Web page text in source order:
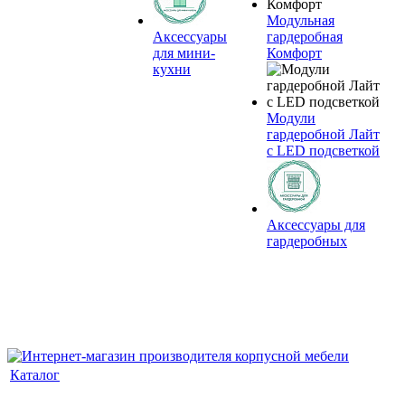
Аксессуары
для мини-
кухни
Модульная
гардеробная
Комфорт
Модули
гардеробной Лайт
с LED подсветкой
Аксессуары для
гардеробных
Каталог